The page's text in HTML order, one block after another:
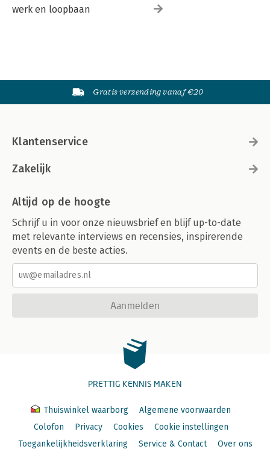
werk en loopbaan
Gratis verzending vanaf €20
Klantenservice
Zakelijk
Altijd op de hoogte
Schrijf u in voor onze nieuwsbrief en blijf up-to-date
met relevante interviews en recensies, inspirerende
events en de beste acties.
Aanmelden
PRETTIG KENNIS MAKEN
Thuiswinkel waarborg
Algemene voorwaarden
Colofon
Privacy Cookies
Cookie instellingen
Toegankelijkheidsverklaring
Service & Contact Over ons